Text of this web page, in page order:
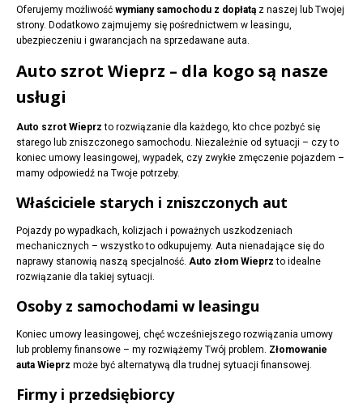
Oferujemy możliwość wymiany samochodu z dopłatą z naszej lub Twojej
strony. Dodatkowo zajmujemy się pośrednictwem w leasingu,
ubezpieczeniu i gwarancjach na sprzedawane auta.
Auto szrot Wieprz – dla kogo są nasze
usługi
Auto szrot Wieprz to rozwiązanie dla każdego, kto chce pozbyć się
starego lub zniszczonego samochodu. Niezależnie od sytuacji – czy to
koniec umowy leasingowej, wypadek, czy zwykłe zmęczenie pojazdem –
mamy odpowiedź na Twoje potrzeby.
Właściciele starych i zniszczonych aut
Pojazdy po wypadkach, kolizjach i poważnych uszkodzeniach
mechanicznych – wszystko to odkupujemy. Auta nienadające się do
naprawy stanowią naszą specjalność. Auto złom Wieprz to idealne
rozwiązanie dla takiej sytuacji.
Osoby z samochodami w leasingu
Koniec umowy leasingowej, chęć wcześniejszego rozwiązania umowy
lub problemy finansowe – my rozwiążemy Twój problem. Złomowanie
auta Wieprz może być alternatywą dla trudnej sytuacji finansowej.
Firmy i przedsiębiorcy